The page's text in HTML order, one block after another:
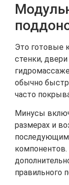
Это готовые
стенки,
обычно
часто
Минусы
размерах и
правильного